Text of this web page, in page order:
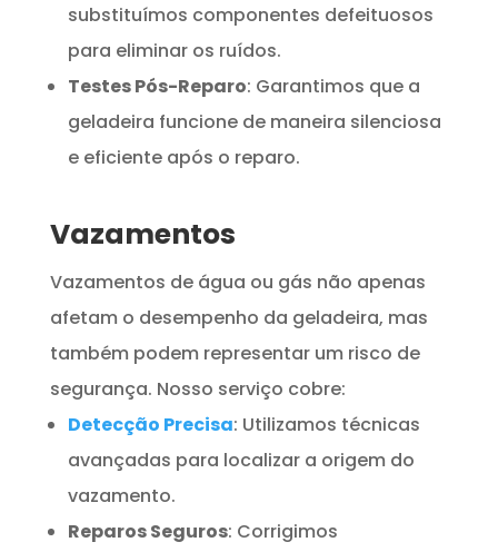
substituímos componentes defeituosos
para eliminar os ruídos.
Testes Pós-Reparo: Garantimos que a
geladeira funcione de maneira silenciosa
e eficiente após o reparo.
Vazamentos
Vazamentos de água ou gás não apenas
afetam o desempenho da geladeira, mas
também podem representar um risco de
segurança. Nosso serviço cobre:
Detecção Precisa: Utilizamos técnicas
avançadas para localizar a origem do
vazamento.
Reparos Seguros: Corrigimos